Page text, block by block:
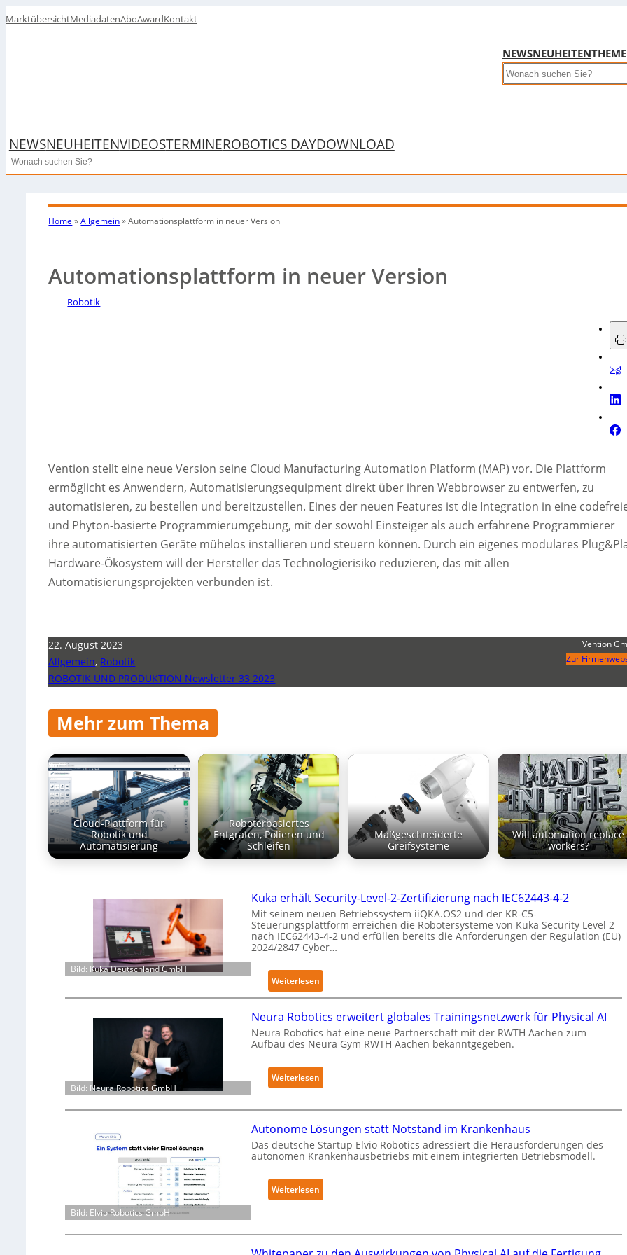
MarktübersichtMediadatenAboAwardKontakt
NEWSNEUHEITEN
Search
NEWSNEUHEITENVIDEOSTERMINEROBOTICS DAYDOWNLOAD
Search
Home »Allgemein»Automationsplattform in neuer Version
Automationsplattform in neuer Version
Robotik
Vention stellt eine neue Version seine Cloud Manufacturing Automation Platform (MAP) vor. Die Plattform
ermöglicht es Anwendern, Automatisierungsequipment direkt über ihren Webbrowser zu entwerfen, zu
automatisieren, zu bestellen und bereitzustellen. Eines der neuen Features ist die Integration in eine
und Phyton-basierte Programmierumgebung, mit der sowohl Einsteiger als auch erfahrene Programmierer
ihre automatisierten Geräte mühelos installieren und steuern können. Durch ein eigenes modulares
Hardware-Ökosystem will der Hersteller das Technologierisiko reduzieren, das mit allen
Automatisierungsprojekten verbunden ist.
22. August 2023
Allgemein, Robotik
ROBOTIK UND PRODUKTION Newsletter 33 2023
Vention
Zur
Mehr zum Thema
Cloud-Plattform für
Robotik und
Automatisierung
Roboterbasiertes
Entgraten, Polieren und
Schleifen
Maßgeschneiderte
Greifsysteme
Will automation replace
workers?
Bild: Kuka Deutschland GmbH
Kuka erhält Security-Level-2-Zertifizierung nach IEC62443-4-2
Mit seinem neuen Betriebssystem iiQKA.OS2 und der KR-C5-
Steuerungsplattform erreichen die Robotersysteme von Kuka Security Level 2
nach IEC62443-4-2 und erfüllen bereits die Anforderungen der Regulation (EU)
2024/2847 Cyber…
Weiterlesen:
K
k
a
r
h
l
t
S
e
u
r
Bild: Neura Robotics GmbH
Neura Robotics erweitert globales Trainingsnetzwerk für Physical AI
Neura Robotics hat eine neue Partnerschaft mit der RWTH Aachen zum
Aufbau des Neura Gym RWTH Aachen bekanntgegeben.
Weiterlesen:
N
r
a
o
b
i
Bild: Elvio Robotics GmbH
Autonome Lösungen statt Notstand im Krankenhaus
Das deutsche Startup Elvio Robotics adressiert die Herausforderungen des
autonomen Krankenhausbetriebs mit einem integrierten Betriebsmodell.
Weiterlesen:
A
t